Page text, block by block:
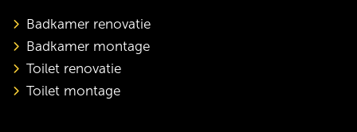
Badkamer renovatie
Badkamer montage
Toilet renovatie
Toilet montage